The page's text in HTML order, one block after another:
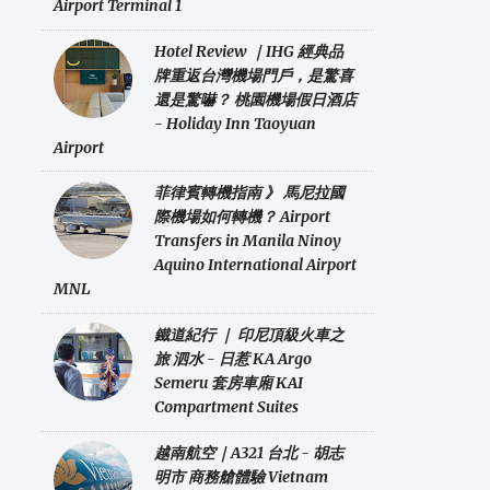
Airport Terminal 1
Hotel Review ｜IHG 經典品
牌重返台灣機場門戶，是驚喜
還是驚嚇？ 桃園機場假日酒店
- Holiday Inn Taoyuan
Airport
菲律賓轉機指南 》 馬尼拉國
際機場如何轉機？ Airport
Transfers in Manila Ninoy
Aquino International Airport
MNL
鐵道紀行 ｜ 印尼頂級火車之
旅 泗水 - 日惹 KA Argo
Semeru 套房車廂 KAI
Compartment Suites
越南航空｜A321 台北 - 胡志
明市 商務艙體驗 Vietnam